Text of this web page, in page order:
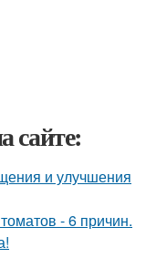
сайте:
и улучшения
- 6 причин.